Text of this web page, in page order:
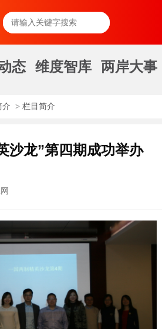
态 维度智库 两岸大事
介 > 栏目简介
沙龙”第四期成功举办